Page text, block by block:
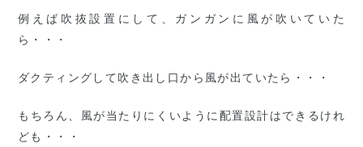
例えば吹抜設置にして、ガンガンに風が吹いていた
ら・・・
ダクティングして吹き出し口から風が出ていたら・・・
もちろん、風が当たりにくいように配置設計はできるけれ
ども・・・